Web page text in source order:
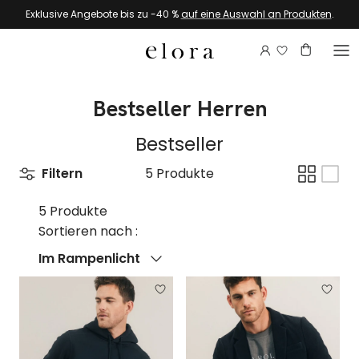
Zum Inhalt springen
Exklusive Angebote bis zu -40 %auf eine Auswahl an Produkten.
KontoMelden Sie
Bestseller Herren
Bestseller
Filtern 5 Produkte
5 Produkte
Sortieren nach :
Sortieren nach
Im Rampenlicht